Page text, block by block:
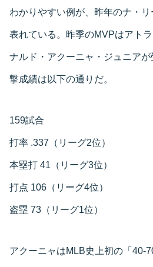
わかりやすい例が、昨年のナ・
表れている。昨季のMVPはアト
ナルド・アクーニャ・ジュニア
撃成績は以下の通りだ。
159試合
打率 .337（リーグ2位）
本塁打 41（リーグ3位）
打点 106（リーグ4位）
盗塁 73（リーグ1位）
アクーニャはMLB史上初の「40-